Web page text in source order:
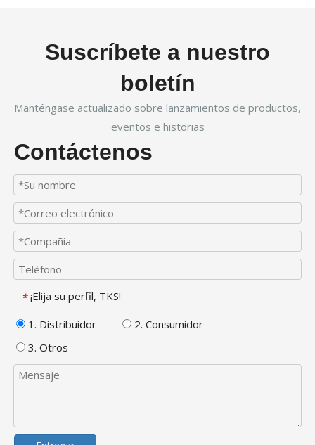
Suscríbete a nuestro
boletín
Manténgase actualizado sobre lanzamientos de productos,
eventos e historias
Contáctenos
* ¡Elija su perfil, TKS!
1. Distribuidor
2. Consumidor
3. Otros